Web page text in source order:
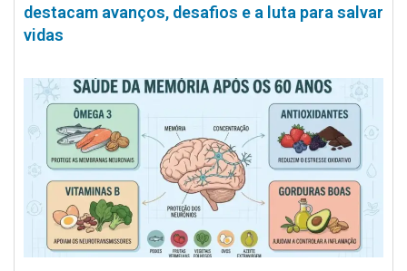
destacam avanços, desafios e a luta para salvar
vidas